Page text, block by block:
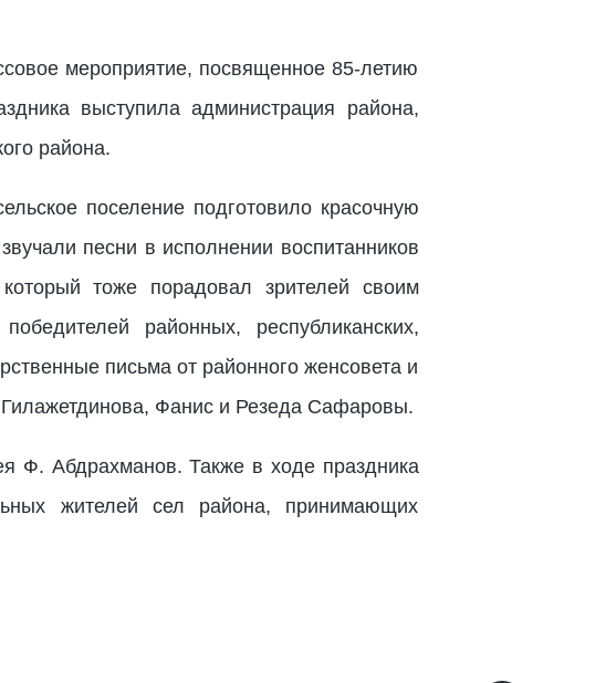
мероприятие, посвященное 85-летию
выступила администрация района,
района.
поселение подготовило красочную
песни в исполнении воспитанников
тоже порадовал зрителей своим
районных, республиканских,
письма от районного женсовета и
Фанис и Резеда Сафаровы.
Ф. Абдрахманов. Также в ходе праздника
жителей сел района, принимающих